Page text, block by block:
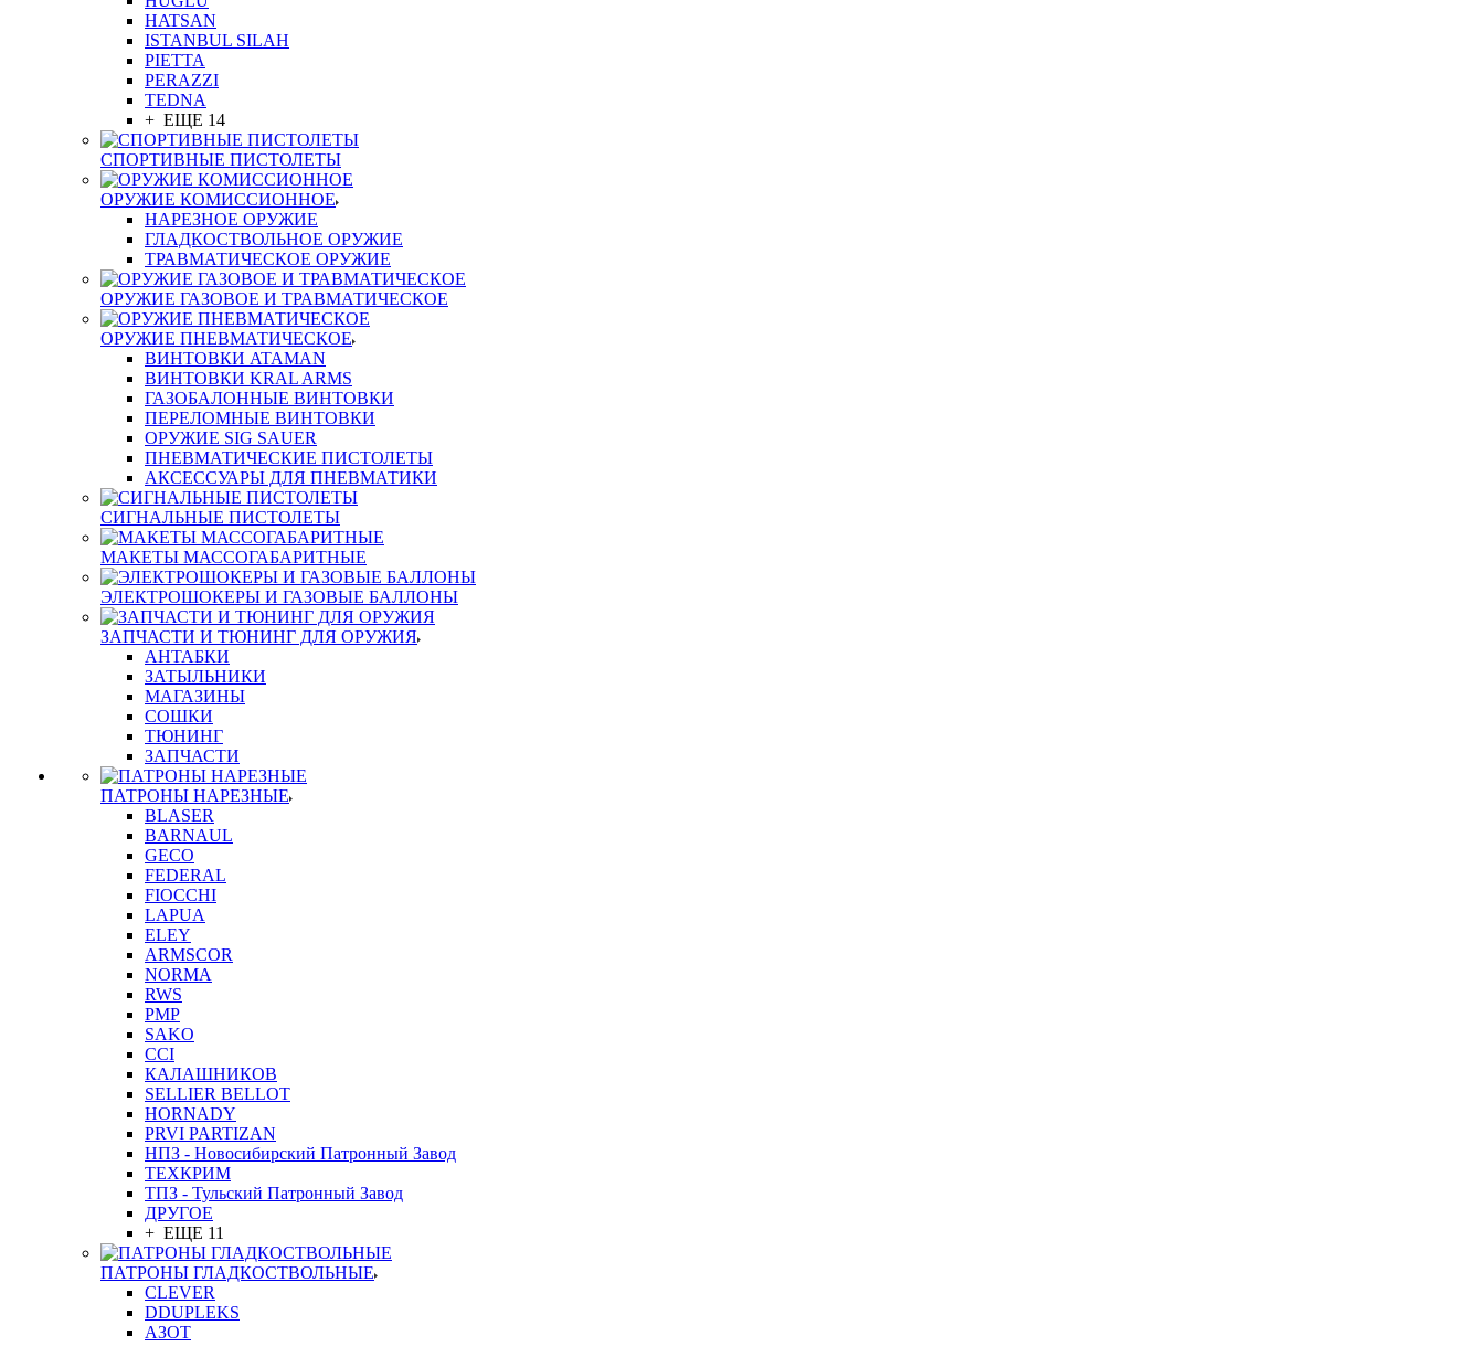
HATSAN
ISTANBUL SILAH
PIETTA
PERAZZI
TEDNA
+ ЕЩЕ 14
СПОРТИВНЫЕ ПИСТОЛЕТЫ
ОРУЖИЕ КОМИССИОННОЕ
НАРЕЗНОЕ ОРУЖИЕ
ГЛАДКОСТВОЛЬНОЕ ОРУЖИЕ
ТРАВМАТИЧЕСКОЕ ОРУЖИЕ
ОРУЖИЕ ГАЗОВОЕ И ТРАВМАТИЧЕСКОЕ
ОРУЖИЕ ПНЕВМАТИЧЕСКОЕ
ВИНТОВКИ ATAMAN
ВИНТОВКИ KRAL ARMS
ГАЗОБАЛОННЫЕ ВИНТОВКИ
ПЕРЕЛОМНЫЕ ВИНТОВКИ
ОРУЖИЕ SIG SAUER
ПНЕВМАТИЧЕСКИЕ ПИСТОЛЕТЫ
АКСЕССУАРЫ ДЛЯ ПНЕВМАТИКИ
СИГНАЛЬНЫЕ ПИСТОЛЕТЫ
МАКЕТЫ МАССОГАБАРИТНЫЕ
ЭЛЕКТРОШОКЕРЫ И ГАЗОВЫЕ БАЛЛОНЫ
ЗАПЧАСТИ И ТЮНИНГ ДЛЯ ОРУЖИЯ
АНТАБКИ
ЗАТЫЛЬНИКИ
МАГАЗИНЫ
СОШКИ
ТЮНИНГ
ЗАПЧАСТИ
ПАТРОНЫ НАРЕЗНЫЕ
BLASER
BARNAUL
GEСO
FEDERAL
FIOCCHI
LAPUA
ELEY
ARMSCOR
NORMA
RWS
PMP
SAKO
CCI
КАЛАШНИКОВ
SELLIER BELLOT
HORNADY
PRVI PARTIZAN
НПЗ - Новосибирский Патронный Завод
ТЕХКРИМ
ТПЗ - Тульский Патронный Завод
ДРУГОЕ
+ ЕЩЕ 11
ПАТРОНЫ ГЛАДКОСТВОЛЬНЫЕ
CLEVER
DDUPLEKS
АЗОТ